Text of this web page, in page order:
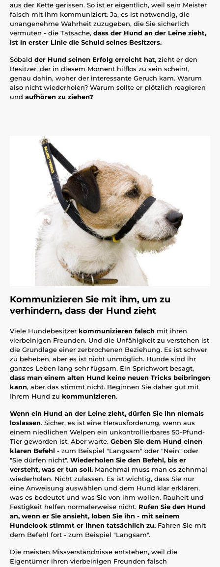
aus der Kette gerissen. So ist er eigentlich, weil sein Meister
falsch mit ihm kommuniziert. Ja, es ist notwendig, die
unangenehme Wahrheit zuzugeben, die Sie sicherlich
vermuten - die Tatsache, dass der Hund an der Leine zieht,
ist in erster Linie die Schuld seines Besitzers.
Sobald der Hund seinen Erfolg erreicht hat, zieht er den
Besitzer, der in diesem Moment hilflos zu sein scheint,
genau dahin, woher der interessante Geruch kam. Warum
also nicht wiederholen? Warum sollte er plötzlich reagieren
und aufhören zu ziehen?
Kommunizieren Sie mit ihm, um zu
verhindern, dass der Hund zieht
Viele Hundebesitzer kommunizieren falsch mit ihren
vierbeinigen Freunden. Und die Unfähigkeit zu verstehen ist
die Grundlage einer zerbrochenen Beziehung. Es ist schwer
zu beheben, aber es ist nicht unmöglich. Hunde sind ihr
ganzes Leben lang sehr fügsam. Ein Sprichwort besagt,
dass man einem alten Hund keine neuen Tricks beibringen
kann, aber das stimmt nicht. Beginnen Sie daher gut mit
Ihrem Hund zu kommunizieren.
Wenn ein Hund an der Leine zieht, dürfen Sie ihn niemals
loslassen. Sicher, es ist eine Herausforderung, wenn aus
einem niedlichen Welpen ein unkontrollierbares 50-Pfund-
Tier geworden ist. Aber warte. Geben Sie dem Hund einen
klaren Befehl - zum Beispiel "Langsam" oder "Nein" oder
"Sie dürfen nicht". Wiederholen Sie den Befehl, bis er
versteht, was er tun soll. Manchmal muss man es zehnmal
wiederholen. Nicht zulassen. Es ist wichtig, dass Sie nur
eine Anweisung auswählen und dem Hund klar erklären,
was es bedeutet und was Sie von ihm wollen. Rauheit und
Festigkeit helfen normalerweise nicht. Rufen Sie den Hund
an, wenn er Sie ansieht, loben Sie ihn - mit seinem
Hundelook stimmt er Ihnen tatsächlich zu. Fahren Sie mit
dem Befehl fort - zum Beispiel "Langsam".
Die meisten Missverständnisse entstehen, weil die
Eigentümer ihren vierbeinigen Freunden falsch